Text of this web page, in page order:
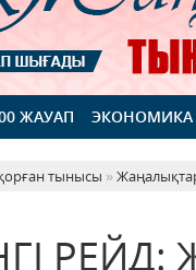
ЖАУАП ЭКОНОМИКА
тынысы »
РЕЙД: